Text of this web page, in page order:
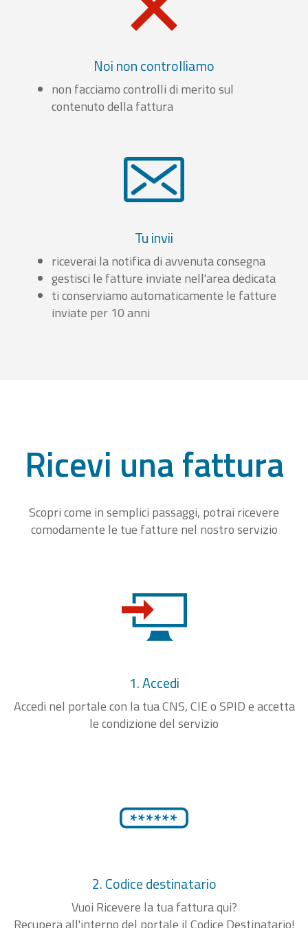
Noi non controlliamo
non facciamo controlli di merito sul
contenuto della fattura
Tu invii
riceverai la notifica di avvenuta consegna
gestisci le fatture inviate nell'area dedicata
ti conserviamo automaticamente le fatture
inviate per 10 anni
Ricevi una fattura
Scopri come in semplici passaggi, potrai ricevere
comodamente le tue fatture nel nostro servizio
1. Accedi
Accedi nel portale con la tua CNS, CIE o SPID e accetta
le condizione del servizio
2. Codice destinatario
Vuoi Ricevere la tua fattura qui?
Recupera all'interno del portale il Codice Destinatario!